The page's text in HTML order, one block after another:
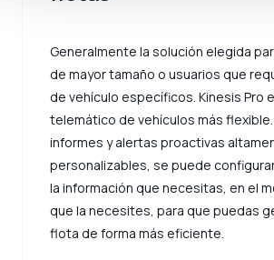
Generalmente la solución elegida
de mayor tamaño o usuarios que
de vehículo específicos. Kinesis Pro
telemático de vehículos más flexible.
informes y alertas proactivas
personalizables, se puede
la información que necesitas, en el
que la necesites, para que puedas
flota de forma más eficiente.